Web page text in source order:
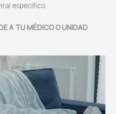
específico
A TU MÉDICO O UNIDAD